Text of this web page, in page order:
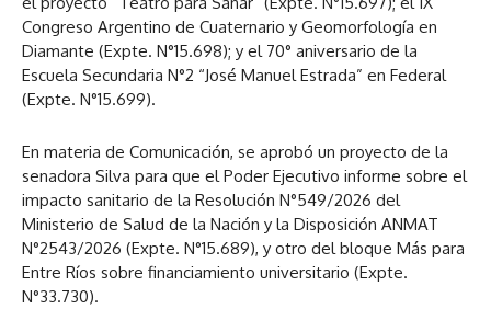
Congreso Argentino de Cuaternario y Geomorfología en
Diamante (Expte. N°15.698); y el 70° aniversario de la
Escuela Secundaria N°2 “José Manuel Estrada” en Federal
(Expte. N°15.699).
En materia de Comunicación, se aprobó un proyecto de la
senadora Silva para que el Poder Ejecutivo informe sobre el
impacto sanitario de la Resolución N°549/2026 del
Ministerio de Salud de la Nación y la Disposición ANMAT
N°2543/2026 (Expte. N°15.689), y otro del bloque Más para
Entre Ríos sobre financiamiento universitario (Expte.
N°33.730).